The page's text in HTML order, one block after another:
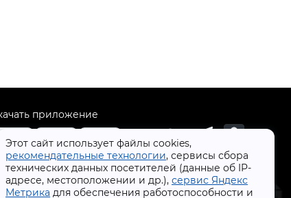
Этот сайт использует файлы cookies,
рекомендательные технологии, сервисы сбора
технических данных посетителей (данные об IP-
адресе, местоположении и др.), сервис Яндекс
Метрика для обеспечения работоспособности и
приложение
+7 (4832) 31-77-77